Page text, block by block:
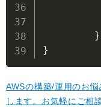
}
}
AWSの構築/運用のお
します。お気軽にご相